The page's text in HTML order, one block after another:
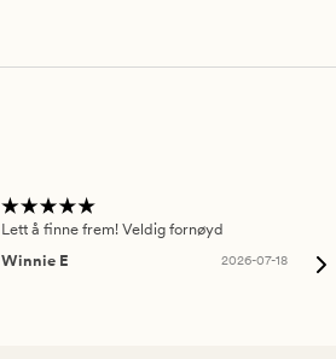
Lett å finne frem! Veldig fornøyd
Winnie E
2026-07-18